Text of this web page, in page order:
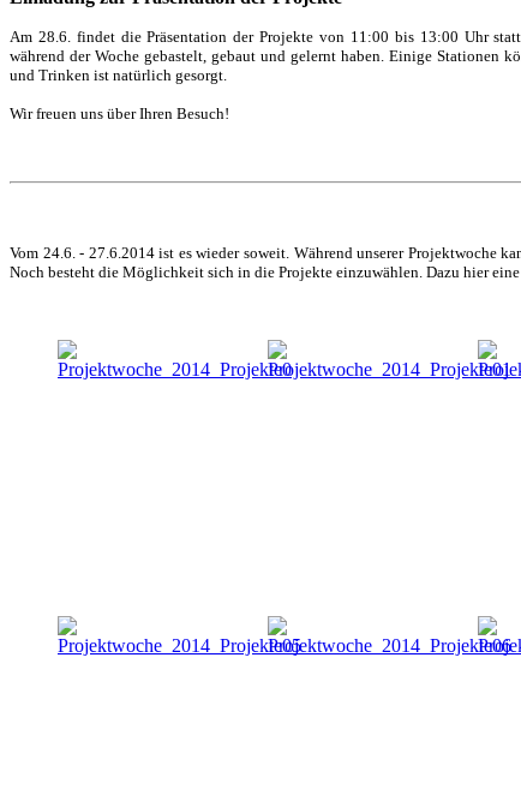
Am 28.6. findet die Präsentation der Projekte von 11:00 bis 13:00 Uhr
während der Woche gebastelt, gebaut und gelernt haben. Einige Stationen
und Trinken ist natürlich gesorgt.
Wir freuen uns über Ihren Besuch!
Vom 24.6. - 27.6.2014 ist es wieder soweit. Während unserer Projektwoche
Noch besteht die Möglichkeit sich in die Projekte einzuwählen. Dazu hier